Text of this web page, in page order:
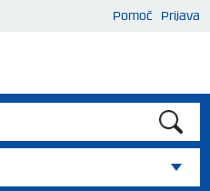
Pomoč Prijava